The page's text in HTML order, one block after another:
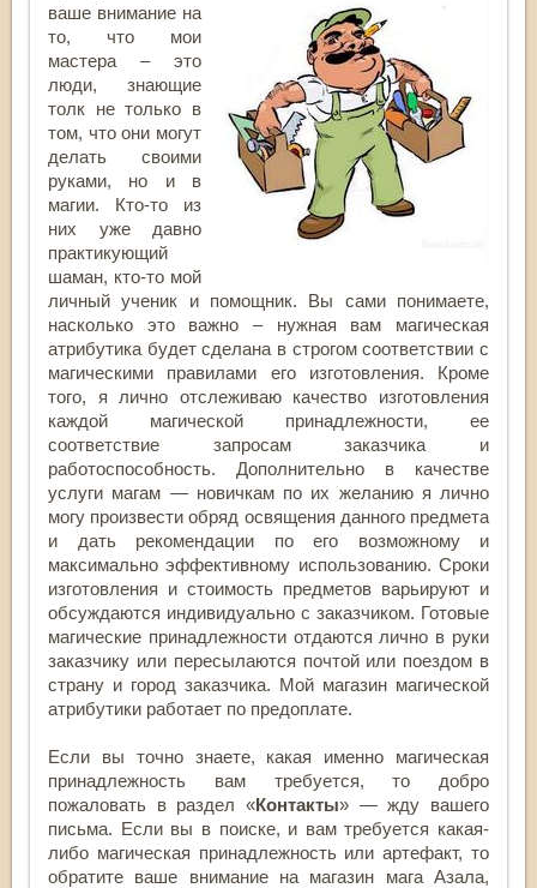
ваше внимание на
то, что мои
мастера – это
люди, знающие
толк не только в
том, что они могут
делать своими
руками, но и в
магии. Кто-то из
них уже давно
практикующий
шаман, кто-то мой
личный ученик и помощник. Вы сами понимаете,
насколько это важно – нужная вам магическая
атрибутика будет сделана в строгом соответствии с
магическими правилами его изготовления. Кроме
того, я лично отслеживаю качество изготовления
каждой магической принадлежности, ее
соответствие запросам заказчика и
работоспособность. Дополнительно в качестве
услуги магам — новичкам по их желанию я лично
могу произвести обряд освящения данного предмета
и дать рекомендации по его возможному и
максимально эффективному использованию. Сроки
изготовления и стоимость предметов варьируют и
обсуждаются индивидуально с заказчиком. Готовые
магические принадлежности отдаются лично в руки
заказчику или пересылаются почтой или поездом в
страну и город заказчика. Мой магазин магической
атрибутики работает по предоплате.
Если вы точно знаете, какая именно магическая
принадлежность вам требуется, то добро
пожаловать в раздел «Контакты» — жду вашего
письма. Если вы в поиске, и вам требуется какая-
либо магическая принадлежность или артефакт, то
обратите ваше внимание на магазин мага Азала,